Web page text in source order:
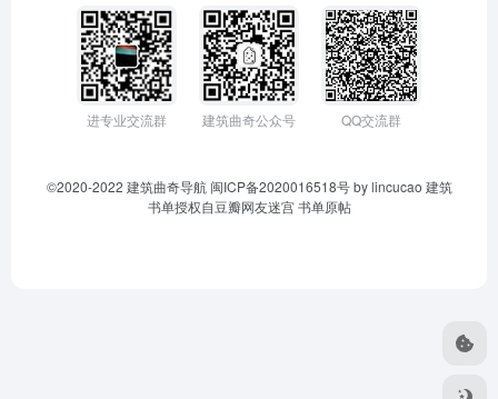
进专业交流群 建筑曲奇公众号 QQ交流群
©2020-2022 建筑曲奇导航 闽ICP备2020016518号by lincucao 建筑
书单授权自豆瓣网友迷宫书单原帖